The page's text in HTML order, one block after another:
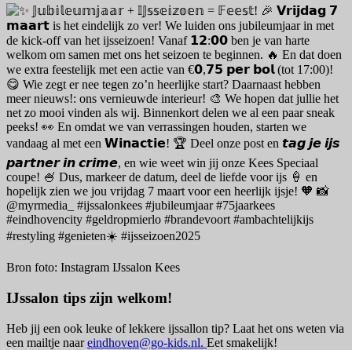
Bron foto: Instagram IJssalon Kees
IJssalon tips zijn welkom!
Heb jij een ook leuke of lekkere ijssallon tip? Laat het ons weten via
een mailtje naareindhoven@go-kids.nl. Eet smakelijk!